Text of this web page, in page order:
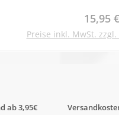
15,95 €
Preise inkl. MwSt.
ab 3,95€